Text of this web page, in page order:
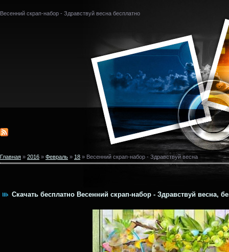
Весенний скрап-набор - Здравствуй весна бесплатно
Главная » 2016 » Февраль » 18 » Весенний скрап-набор - Здравствуй весна
Скачать бесплатно Весенний скрап-набор - Здравствуй весна,